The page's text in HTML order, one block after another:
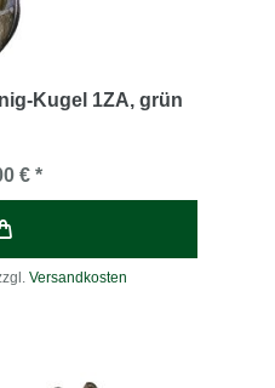
Kugel 1ZA, grün
€ *
Versandkosten